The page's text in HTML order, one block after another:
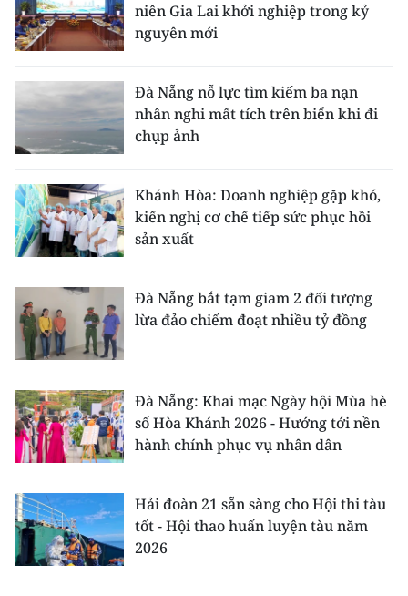
niên Gia Lai khởi nghiệp trong kỷ
nguyên mới
Đà Nẵng nỗ lực tìm kiếm ba nạn
nhân nghi mất tích trên biển khi đi
chụp ảnh
Khánh Hòa: Doanh nghiệp gặp khó,
kiến nghị cơ chế tiếp sức phục hồi
sản xuất
Đà Nẵng bắt tạm giam 2 đối tượng
lừa đảo chiếm đoạt nhiều tỷ đồng
Đà Nẵng: Khai mạc Ngày hội Mùa hè
số Hòa Khánh 2026 - Hướng tới nền
hành chính phục vụ nhân dân
Hải đoàn 21 sẵn sàng cho Hội thi tàu
tốt - Hội thao huấn luyện tàu năm
2026